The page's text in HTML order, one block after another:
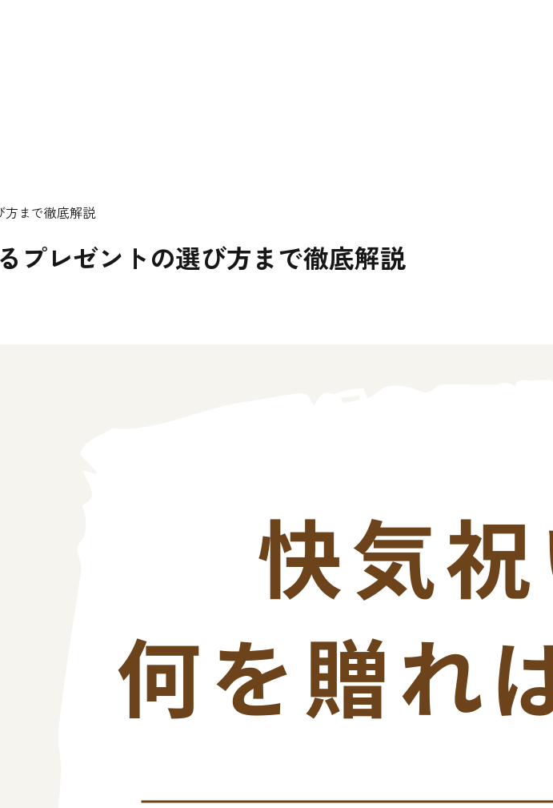
方まで徹底解説
プレゼントの選び方まで徹底解説